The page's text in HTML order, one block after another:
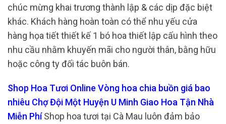
chúc mừng khai trương thành lập & các dịp đặc biệt
khác. Khách hàng hoàn toàn có thể nhu yếu cửa
hàng họa tiết thiết kế 1 bó hoa thiết lập cấu hình theo
nhu cầu nhằm khuyến mãi cho người thân, bằng hữu
hoặc công ty đối tác buôn bán.
Shop Hoa Tươi Online Vòng hoa chia buồn giá bao
nhiêu Chợ Đội Một Huyện U Minh Giao Hoa Tận Nhà
Miễn PhíShop hoa tươi tại Cà Mau luôn đảm bảo